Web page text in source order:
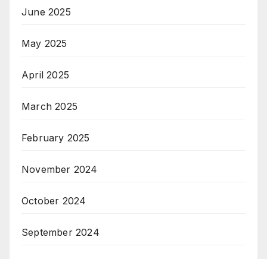
June 2025
May 2025
April 2025
March 2025
February 2025
November 2024
October 2024
September 2024